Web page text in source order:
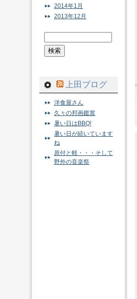
2014年1月
2013年12月
上田ブログ
洋食屋さん
久々の邦画鑑賞
暑い日はBBQ!
暑い日が続いています
ね
原付と軽・・・そして
野外の音楽祭